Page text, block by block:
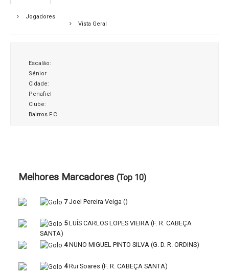
Jogadores
Vista Geral
Escalão:
Sénior
Cidade:
Penafiel
Clube:
Bairros F.C
Melhores Marcadores (Top 10)
7 Joel Pereira Veiga ()
5 LUÍS CARLOS LOPES VIEIRA (F. R. CABEÇA
SANTA)
4 NUNO MIGUEL PINTO SILVA (G. D. R. ORDINS)
4 Rui Soares (F. R. CABEÇA SANTA)